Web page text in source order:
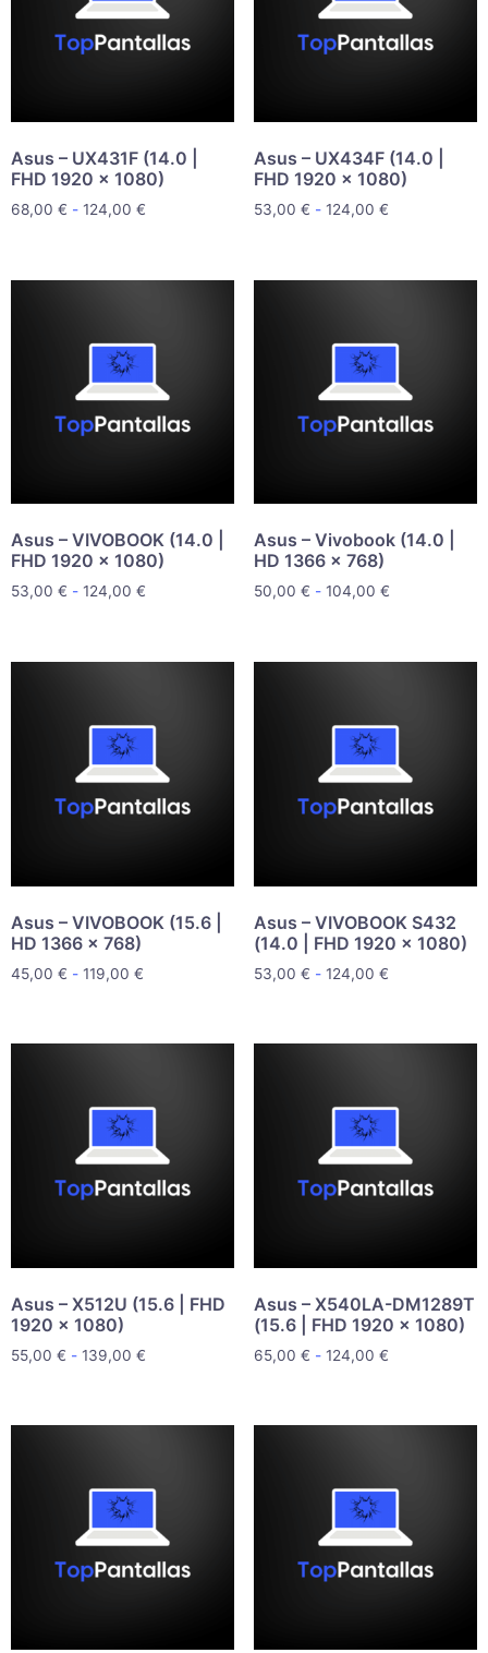
Asus – UX431F (14.0 |
FHD 1920 x 1080)
68,00 € - 124,00 €
Asus – UX434F (14.0 |
FHD 1920 x 1080)
53,00 € - 124,00 €
Asus – VIVOBOOK (14.0 |
FHD 1920 x 1080)
53,00 € - 124,00 €
Asus – Vivobook (14.0 |
HD 1366 x 768)
50,00 € - 104,00 €
Asus – VIVOBOOK (15.6 |
HD 1366 x 768)
45,00 € - 119,00 €
Asus – VIVOBOOK S432
(14.0 | FHD 1920 x 1080)
53,00 € - 124,00 €
Asus – X512U (15.6 | FHD
1920 x 1080)
55,00 € - 139,00 €
Asus – X540LA-DM1289T
(15.6 | FHD 1920 x 1080)
65,00 € - 124,00 €